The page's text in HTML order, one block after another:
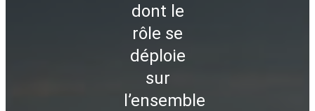
dont le
rôle se
déploie
sur
l’ensemble